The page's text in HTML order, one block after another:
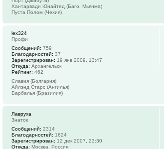
Хантарвади Юнайтед (Баго, Мьянма)
Пуста Полом (Чехия)
lex324
Профи
Сообщений: 759
Благодарностей: 37
Зарегистрирован: 19 янв 2009, 13:47
Откуда: Архангельск
Рейтинг: 462
Славия (Болгария)
Айлэнд Старс (Ангилья)
Барбалья (Бразилия)
Лавруха
Знаток
Сообщений: 2314
Благодарностей: 1624
Зарегистрирован: 12 дек 2007, 23:30
Откуда: Москва, Россия